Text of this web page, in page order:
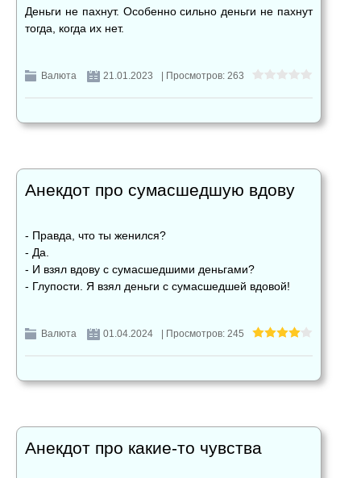
Деньги не пахнут. Особенно сильно деньги не пахнут
тогда, когда их нет.
Валюта 21.01.2023 | Просмотров: 263
Анекдот про сумасшедшую вдову
- Правда, что ты женился?
- Да.
- И взял вдову с сумасшедшими деньгами?
- Глупости. Я взял деньги с сумасшедшей вдовой!
Валюта 01.04.2024 | Просмотров: 245
Анекдот про какие-то чувства